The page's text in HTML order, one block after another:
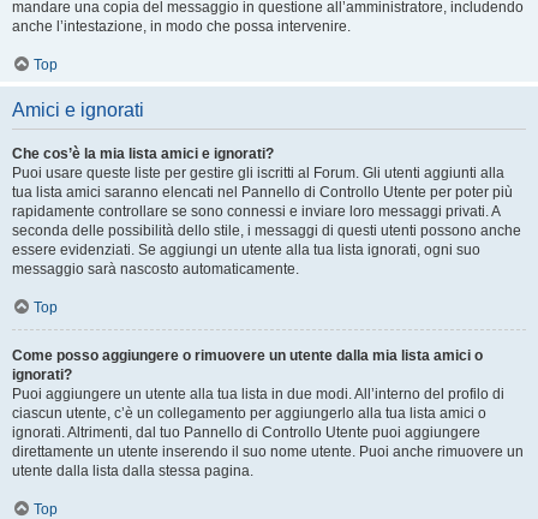
mandare una copia del messaggio in questione all’amministratore, includendo
anche l’intestazione, in modo che possa intervenire.
Top
Amici e ignorati
Che cos’è la mia lista amici e ignorati?
Puoi usare queste liste per gestire gli iscritti al Forum. Gli utenti aggiunti alla
tua lista amici saranno elencati nel Pannello di Controllo Utente per poter più
rapidamente controllare se sono connessi e inviare loro messaggi privati. A
seconda delle possibilità dello stile, i messaggi di questi utenti possono anche
essere evidenziati. Se aggiungi un utente alla tua lista ignorati, ogni suo
messaggio sarà nascosto automaticamente.
Top
Come posso aggiungere o rimuovere un utente dalla mia lista amici o
ignorati?
Puoi aggiungere un utente alla tua lista in due modi. All’interno del profilo di
ciascun utente, c’è un collegamento per aggiungerlo alla tua lista amici o
ignorati. Altrimenti, dal tuo Pannello di Controllo Utente puoi aggiungere
direttamente un utente inserendo il suo nome utente. Puoi anche rimuovere un
utente dalla lista dalla stessa pagina.
Top